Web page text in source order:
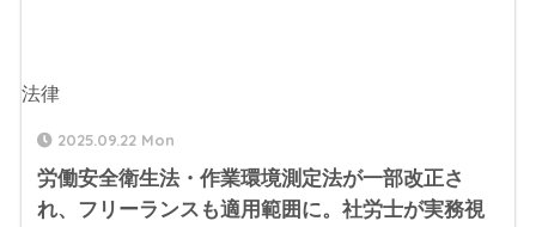
法律
2025.09.22 Mon
労働安全衛生法・作業環境測定法が一部改正さ
れ、フリーランスも適用範囲に。社労士が実務視